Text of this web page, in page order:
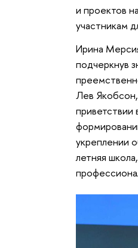
и проектов
участникам
Ирина
подчеркнув
Лев
приветствии
укреплении
летняя